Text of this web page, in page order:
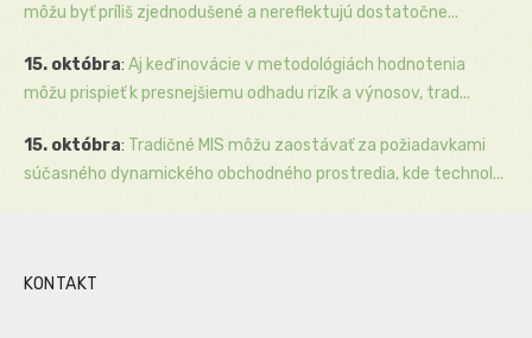
môžu byť príliš zjednodušené a nereflektujú dostatočne...
15. októbra: Aj keď inovácie v metodológiách hodnotenia
môžu prispieť k presnejšiemu odhadu rizík a výnosov, trad...
15. októbra: Tradičné MIS môžu zaostávať za požiadavkami
súčasného dynamického obchodného prostredia, kde technol...
KONTAKT